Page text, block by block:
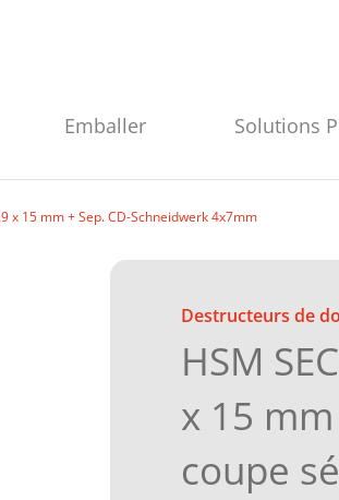
Emballer Solutions
x 15 mm + Sep. CD-Schneidwerk 4x7mm
Destructeurs de
HSM
x 15
coupe